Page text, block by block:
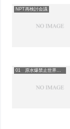
NPT再検討会議
01 原水爆禁止世界大会